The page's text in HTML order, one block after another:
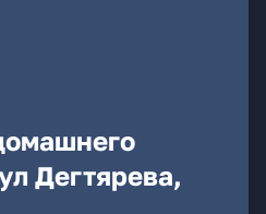
Дегтярева,